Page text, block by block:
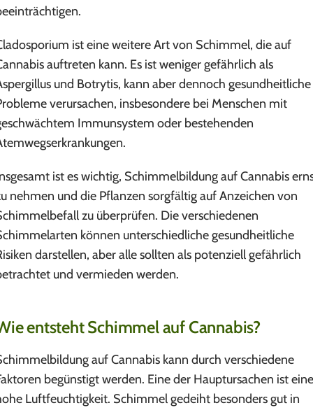
ist eine weitere Art von Schimmel, die auf
auftreten kann. Es ist weniger gefährlich als
und Botrytis, kann aber dennoch gesundheitliche
verursachen, insbesondere bei Menschen mit
Immunsystem oder bestehenden
ist es wichtig, Schimmelbildung auf Cannabis
nehmen und die Pflanzen sorgfältig auf Anzeichen von
zu überprüfen. Die verschiedenen
können unterschiedliche gesundheitliche
darstellen, aber alle sollten als potenziell gefährlich
und vermieden werden.
entsteht Schimmel auf Cannabis?
auf Cannabis kann durch verschiedene
begünstigt werden. Eine der Hauptursachen ist eine
Luftfeuchtigkeit. Schimmel gedeiht besonders gut in